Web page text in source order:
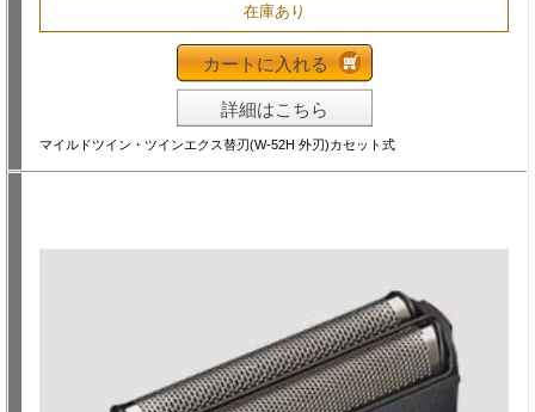
在庫あり
カートに入れる
詳細はこちら
マイルドツイン・ツインエクス替刃(W-52H 外刃)カセット式